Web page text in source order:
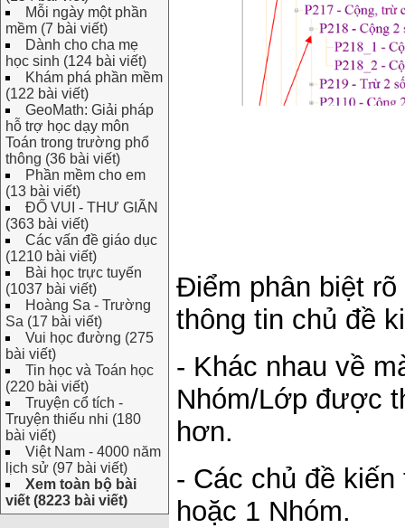
Mỗi ngày một phần
mềm (7 bài viết)
Dành cho cha mẹ
học sinh (124 bài viết)
Khám phá phần mềm
(122 bài viết)
GeoMath: Giải pháp
hỗ trợ học dạy môn
Toán trong trường phổ
thông (36 bài viết)
Phần mềm cho em
(13 bài viết)
ĐỐ VUI - THƯ GIÃN
(363 bài viết)
Các vấn đề giáo dục
(1210 bài viết)
Bài học trực tuyến
(1037 bài viết)
Hoàng Sa - Trường
Sa (17 bài viết)
Vui học đường (275
bài viết)
Tin học và Toán học
(220 bài viết)
Truyện cổ tích -
Truyện thiếu nhi (180
bài viết)
Việt Nam - 4000 năm
lịch sử (97 bài viết)
Xem toàn bộ bài
viết (8223 bài viết)
Điểm phân biệt
thông tin chủ đề
- Khác nhau về
Nhóm/Lớp được
hơn.
- Các chủ đề
hoặc 1 Nhóm.